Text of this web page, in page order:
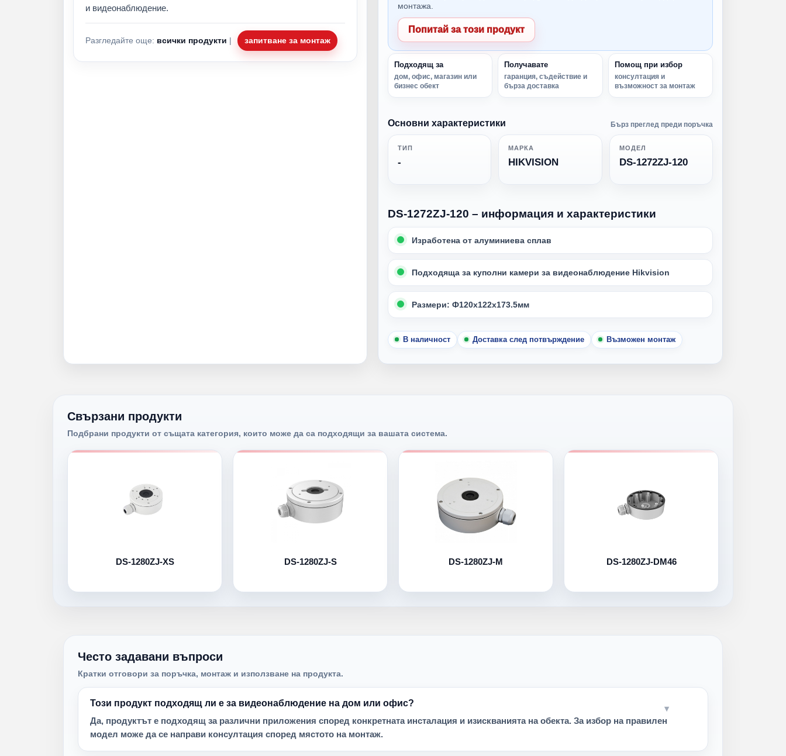
и видеонаблюдение.
Разгледайте още: всички продукти | запитване за монтаж
монтажа.
Попитай за този продукт
Подходящ за
дом, офис, магазин или
бизнес обект
Получавате
гаранция, съдействие и
бърза доставка
Помощ при избор
консултация и
възможност за монтаж
Основни характеристики Бърз преглед преди поръчка
ТИП
-
МАРКА
HIKVISION
МОДЕЛ
DS-1272ZJ-120
DS-1272ZJ-120 – информация и характеристики
Изработена от алуминиева сплав
Подходяща за куполни камери за видеонаблюдение Hikvision
Размери: Ф120х122х173.5мм
В наличност Доставка след потвърждение Възможен монтаж
Свързани продукти
Подбрани продукти от същата категория, които може да са подходящи за вашата система.
DS-1280ZJ-XS DS-1280ZJ-S DS-1280ZJ-M DS-1280ZJ-DM46
Често задавани въпроси
Кратки отговори за поръчка, монтаж и използване на продукта.
Този продукт подходящ ли е за видеонаблюдение на дом или офис?
Да, продуктът е подходящ за различни приложения според конкретната инсталация и изискванията на обекта. За избор на правилен
модел може да се направи консултация според мястото на монтаж.